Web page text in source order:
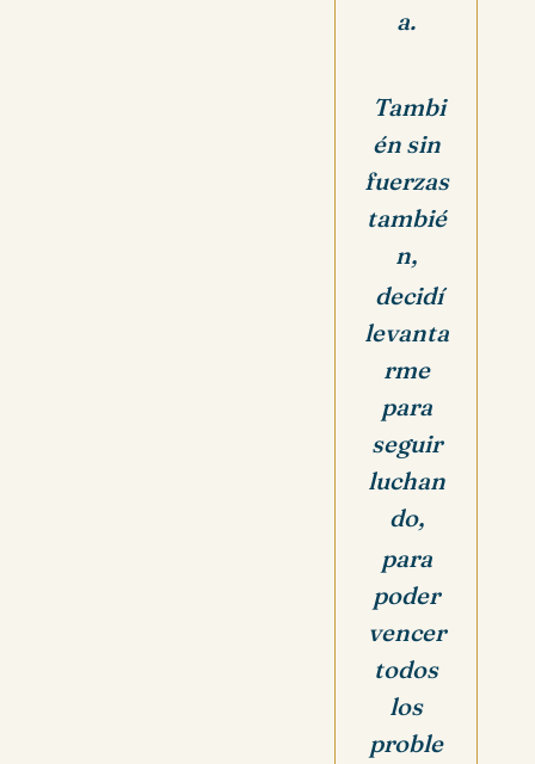
a.
Tambi
én sin
fuerzas
tambié
n,
decidí
levanta
rme
para
seguir
luchan
do,
para
poder
vencer
todos
los
proble